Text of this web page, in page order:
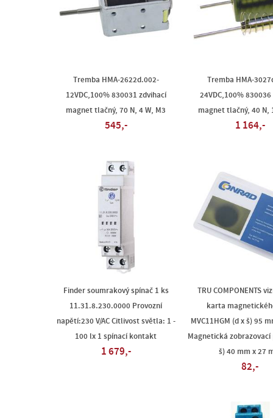
Tremba HMA-2622d.002-
12VDC,100% 830031 zdvihací
magnet tlačný, 70 N, 4 W, M3
545,-
Tremba HMA-
24VDC,100%
magnet tlačný, 40 N,
1 164,-
Finder soumrakový spínač 1 ks
11.31.8.230.0000 Provozní
napětí:230 V/AC Citlivost světla: 1 -
100 lx 1 spínací kontakt
1 679,-
TRU COMPONENTS
karta
MVC11HGM (d x š) 95
Magnetická zobrazovací
š) 40 mm x 27
82,-